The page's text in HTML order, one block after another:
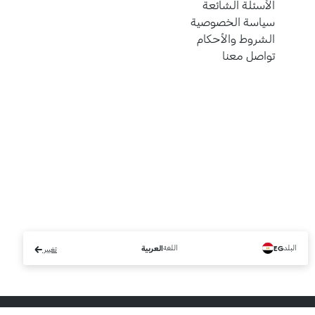
الأسئلة الشائعة
سياسة الخصوصية
الشروط والأحكام
تواصل معنا
البلدEG اللغةالعربية تغيير